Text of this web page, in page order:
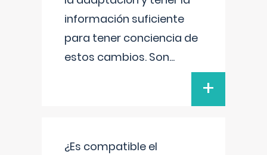
información suficiente
para tener conciencia de
estos cambios. Son...
+
¿Es compatible el